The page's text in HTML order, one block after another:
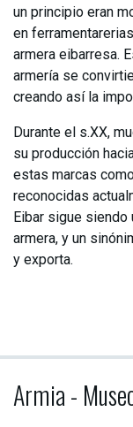
un principio eran
en
armera eibarresa.
armería se
creando así la
Durante el s.XX,
su producción
estas marcas
reconocidas
Eibar sigue siendo
armera, y un
y exporta.
Armia -